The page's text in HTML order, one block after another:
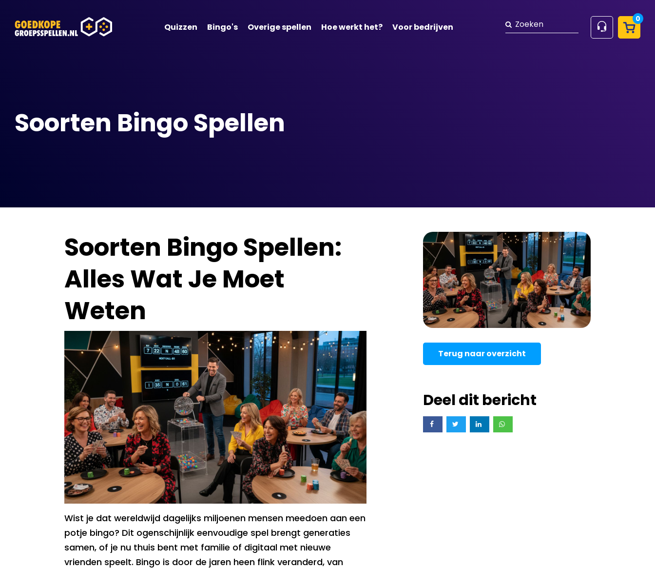
Quizzen Bingo's Overige spellen Hoe werkt het? Voor bedrijven
Zoeken 0
Soorten Bingo Spellen
Soorten Bingo Spellen:
Alles Wat Je Moet
Weten
Wist je dat wereldwijd dagelijks miljoenen mensen meedoen aan een
potje bingo? Dit ogenschijnlijk eenvoudige spel brengt generaties
samen, of je nu thuis bent met familie of digitaal met nieuwe
vrienden speelt. Bingo is door de jaren heen flink veranderd, van
Terug naar overzicht
Deel dit bericht